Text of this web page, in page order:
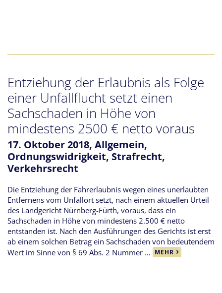
Entziehung der Erlaubnis als Folge
einer Unfallflucht setzt einen
Sachschaden in Höhe von
mindestens 2500 € netto voraus
17. Oktober 2018, Allgemein,
Ordnungswidrigkeit, Strafrecht,
Verkehrsrecht
Die Entziehung der Fahrerlaubnis wegen eines unerlaubten
Entfernens vom Unfallort setzt, nach einem aktuellen Urteil
des Landgericht Nürnberg-Fürth, voraus, dass ein
Sachschaden in Höhe von mindestens 2.500 € netto
entstanden ist. Nach den Ausführungen des Gerichts ist erst
ab einem solchen Betrag ein Sachschaden von bedeutendem
Wert im Sinne von § 69 Abs. 2 Nummer … MEHR